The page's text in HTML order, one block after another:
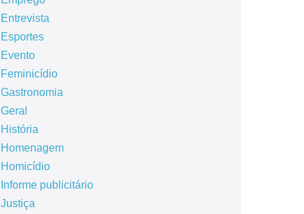
Entrevista
Esportes
Evento
Feminicídio
Gastronomia
Geral
História
Homenagem
Homicídio
Informe publicitário
Justiça